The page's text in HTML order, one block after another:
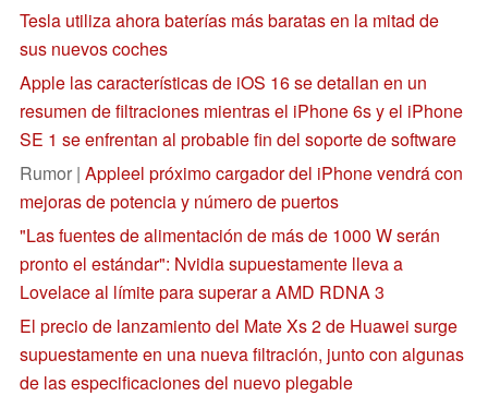
Tesla utiliza ahora baterías más baratas en la mitad de
sus nuevos coches
Apple las características de iOS 16 se detallan en un
resumen de filtraciones mientras el iPhone 6s y el iPhone
SE 1 se enfrentan al probable fin del soporte de software
Rumor | Appleel próximo cargador del iPhone vendrá con
mejoras de potencia y número de puertos
"Las fuentes de alimentación de más de 1000 W serán
pronto el estándar": Nvidia supuestamente lleva a
Lovelace al límite para superar a AMD RDNA 3
El precio de lanzamiento del Mate Xs 2 de Huawei surge
supuestamente en una nueva filtración, junto con algunas
de las especificaciones del nuevo plegable